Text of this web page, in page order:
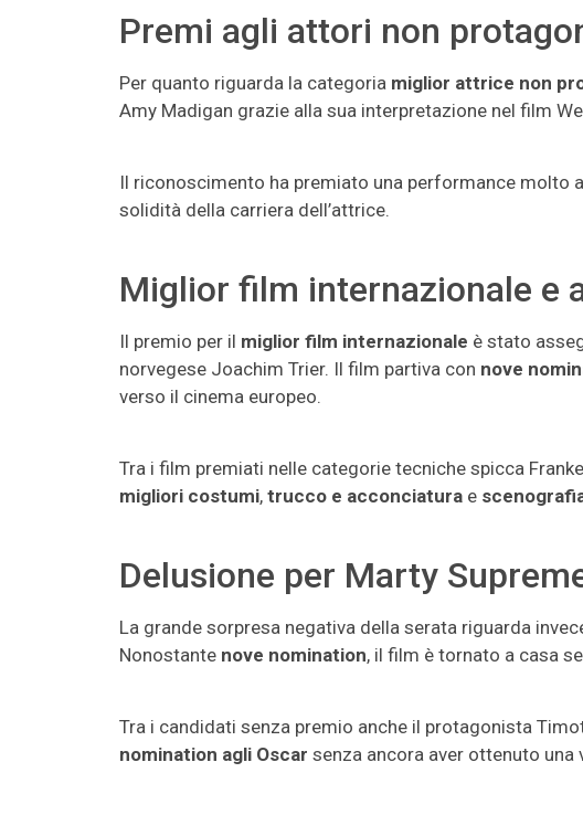
Premi agli attori non
Per quanto riguarda la categoria miglior attrice non
Amy Madigan grazie alla sua interpretazione nel film
Il riconoscimento ha premiato una performance molto
solidità della carriera dell’attrice.
Miglior film internazionale e
Il premio per il miglior film internazionale è stato
norvegese Joachim Trier. Il film partiva con nove
verso il cinema europeo.
Tra i film premiati nelle categorie tecniche spicca
migliori costumi, trucco e acconciatura e
Delusione per Marty
La grande sorpresa negativa della serata riguarda
Nonostante nove nomination, il film è tornato a casa
Tra i candidati senza premio anche il protagonista
nomination agli Oscar senza ancora aver ottenuto una